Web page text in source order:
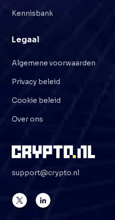
Kennisbank
Legaal
Algemene voorwaarden
Privacy beleid
Cookie beleid
Over ons
support@crypto.nl